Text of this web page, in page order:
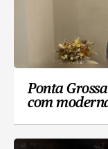
Ponta
com